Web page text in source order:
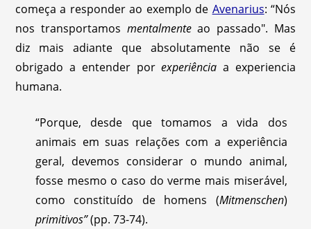
começa a responder ao exemplo de Avenarius: “Nós
nos transportamos mentalmenteao passado". Mas
diz mais adiante que absolutamente não se é
obrigado a entender porexperiência a experiencia
humana.
“Porque, desde que tomamos a vida dos
animais em suas relações com a experiência
geral, devemos considerar o mundo animal,
fosse mesmo o caso do verme mais miserável,
como constituído de homens (Mitmenschen)
primitivos”(pp. 73-74).